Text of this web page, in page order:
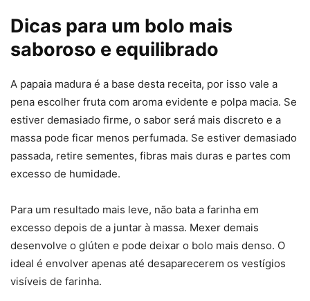
Dicas para um bolo mais
saboroso e equilibrado
A papaia madura é a base desta receita, por isso vale a
pena escolher fruta com aroma evidente e polpa macia. Se
estiver demasiado firme, o sabor será mais discreto e a
massa pode ficar menos perfumada. Se estiver demasiado
passada, retire sementes, fibras mais duras e partes com
excesso de humidade.
Para um resultado mais leve, não bata a farinha em
excesso depois de a juntar à massa. Mexer demais
desenvolve o glúten e pode deixar o bolo mais denso. O
ideal é envolver apenas até desaparecerem os vestígios
visíveis de farinha.